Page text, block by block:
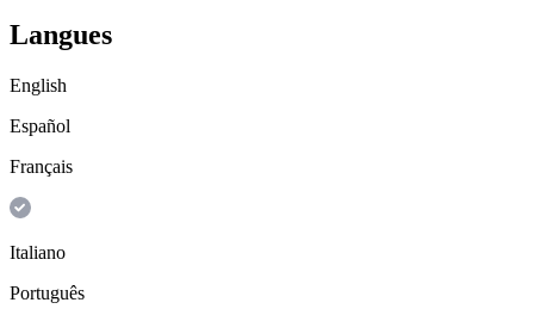
Langues
English
Español
Français
Italiano
Português